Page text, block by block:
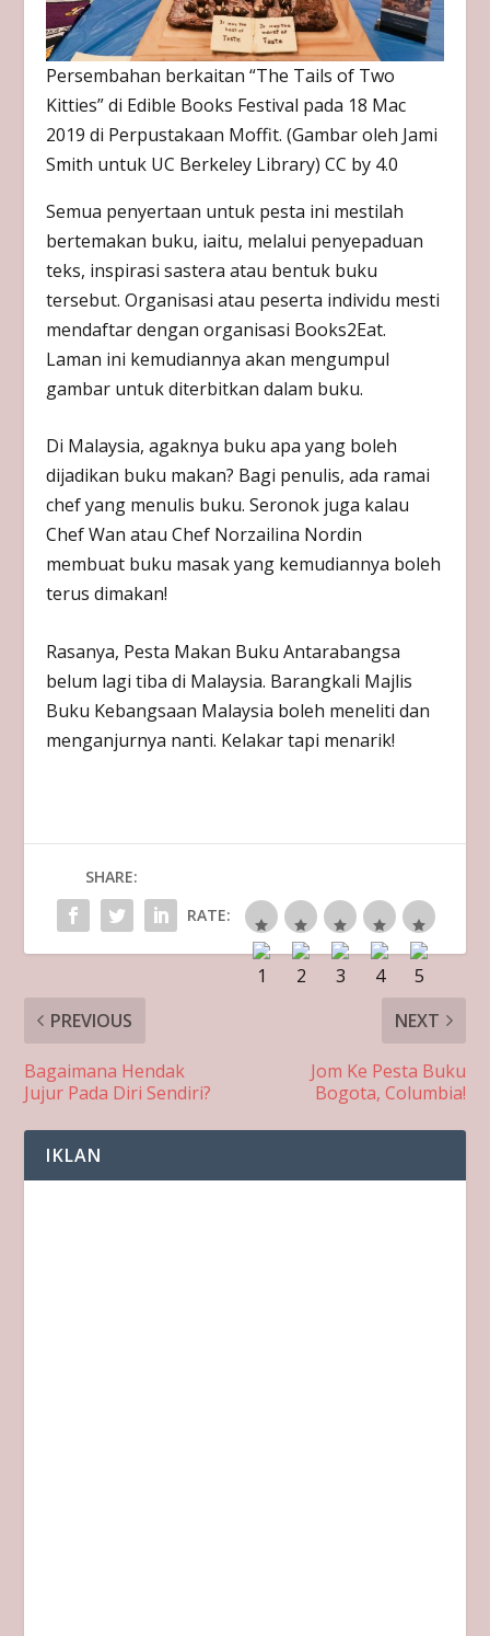
Persembahan berkaitan “The Tails of Two
Kitties” di Edible Books Festival pada 18 Mac
2019 di Perpustakaan Moffit. (Gambar oleh Jami
Smith untuk UC Berkeley Library) CC by 4.0
Semua penyertaan untuk pesta ini mestilah
bertemakan buku, iaitu, melalui penyepaduan
teks, inspirasi sastera atau bentuk buku
tersebut. Organisasi atau peserta individu mesti
mendaftar dengan organisasi Books2Eat.
Laman ini kemudiannya akan mengumpul
gambar untuk diterbitkan dalam buku.
Di Malaysia, agaknya buku apa yang boleh
dijadikan buku makan? Bagi penulis, ada ramai
chef yang menulis buku. Seronok juga kalau
Chef Wan atau Chef Norzailina Nordin
membuat buku masak yang kemudiannya boleh
terus dimakan!
Rasanya, Pesta Makan Buku Antarabangsa
belum lagi tiba di Malaysia. Barangkali Majlis
Buku Kebangsaan Malaysia boleh meneliti dan
menganjurnya nanti. Kelakar tapi menarik!
SHARE:
RATE:
PREVIOUS
Bagaimana Hendak
Jujur Pada Diri Sendiri?
NEXT
Jom Ke Pesta Buku
Bogota, Columbia!
IKLAN